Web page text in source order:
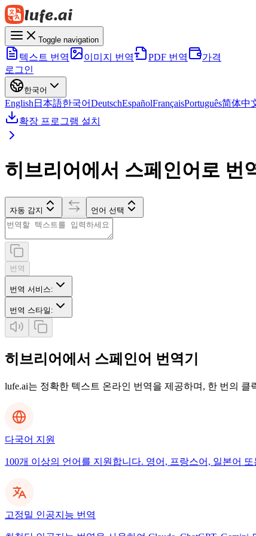
Toggle navigation
텍스트 번역 이미지 번역 PDF 번역
가격
로그인
한국어
English 日本語한국어DeutschEspañolFrançaisPortuguês简体中
확장 프로그램 설치
히브리어에서 스페인어로 번
자동 감지 언어 선택
번역
번역 서비스:
번역 스타일 :
히브리어에서 스페인어 번역기
lufe.ai는 정확한 텍스트 온라인 번역을 제공하며, 한 번의
다국어 지원
100개 이상의 언어를 지원합니다. 영어, 프랑스어, 일본어
고정밀 인공지능 번역